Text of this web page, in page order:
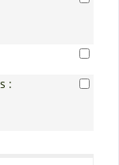
: